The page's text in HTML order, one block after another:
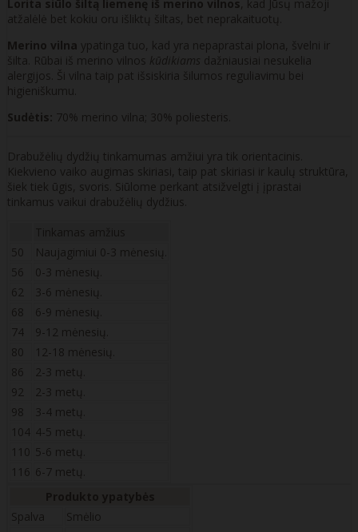
Lorita siūlo šiltą liemenę iš merino vilnos , kad Jūsų mažoji
atžalėlė bet kokiu oru išliktų šiltas, bet neprakaituotų.
Merino vilna ypatinga tuo, kad yra nepaprastai plona, švelni ir
šilta. Rūbai iš merino vilnos kūdikiams dažniausiai nesukelia
alergijos. Ši vilna taip pat išsiskiria šilumos reguliavimu bei
higieniškumu.
Sudėtis: 70% merino vilna; 30% poliesteris.
Drabužėlių dydžių tinkamumas amžiui yra tik orientacinis.
Kiekvieno vaiko augimas skiriasi, taip pat skiriasi ir kaulų struktūra,
šiek tiek ūgis, svoris. Siūlome perkant atsižvelgti į įprastai
tinkamus vaikui drabužėlių dydžius.
50
Naujagimiui 0-3 mėnesių.
56
0-3 mėnesių.
62
3-6 mėnesių.
68
6-9 mėnesių.
74
9-12 mėnesių.
80
12-18 mėnesių.
86
2-3 metų.
92
2-3 metų.
98
3-4 metų.
104 4-5 metų.
110 5-6 metų.
116 6-7 metų.
Spalva
Smėlio